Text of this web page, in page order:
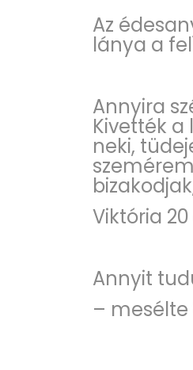
Az
lánya a
Annyira
Kivették
neki,
Viktória
Annyit
–